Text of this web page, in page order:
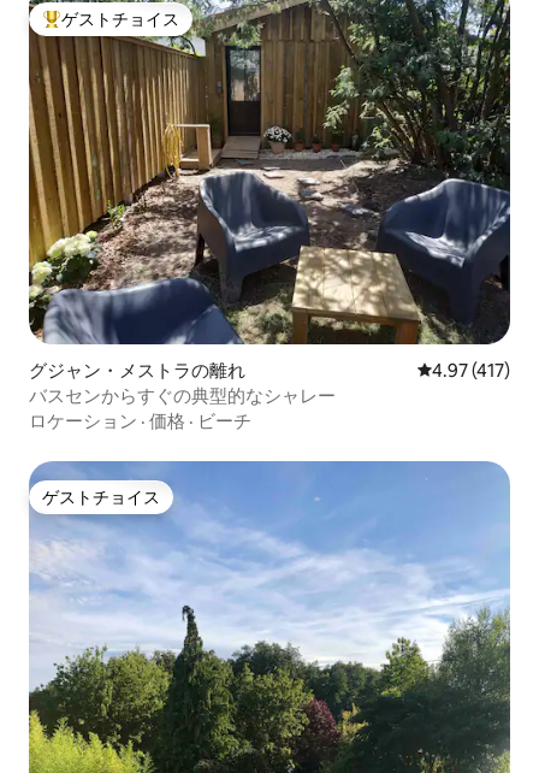
大好評のゲストチョイスです。
ゲストチョイス
グジャン・メストラの離れ レビュー417
4.97 (417)
バスセンからすぐの典型的なシャレー
ロケーション · 価格 · ビーチ
ゲストチョイス
ゲストチョイス